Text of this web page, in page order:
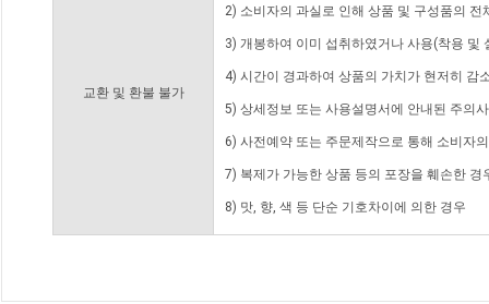
교환 및 환불 불가
2) 소비자의 과실로 인해 상품 및 구성품의
3) 개봉하여 이미 섭취하였거나 사용(착용 및
4) 시간이 경과하여 상품의 가치가 현저히 감
5) 상세정보 또는 사용설명서에 안내된 주의
6) 사전예약 또는 주문제작으로 통해 소비자
7) 복제가 가능한 상품 등의 포장을 훼손한 경
8) 맛, 향, 색 등 단순 기호차이에 의한 경우